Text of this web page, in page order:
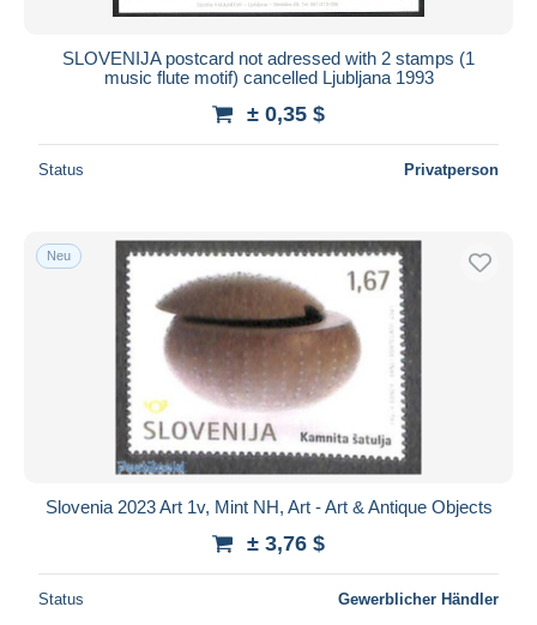
SLOVENIJA postcard not adressed with 2 stamps (1
music flute motif) cancelled Ljubljana 1993
± 0,35 $
Status Privatperson
Neu
Slovenia 2023 Art 1v, Mint NH, Art - Art & Antique Objects
± 3,76 $
Status Gewerblicher Händler